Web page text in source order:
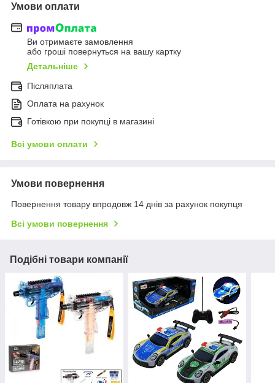
Умови оплати
Ви отримаєте замовлення
або гроші повернуться на вашу картку
Детальніше
Післяплата
Оплата на рахунок
Готівкою при покупці в магазині
Всі умови оплати
Умови повернення
Повернення товару впродовж 14 днів за рахунок покупця
Всі умови повернення
Подібні товари компанії